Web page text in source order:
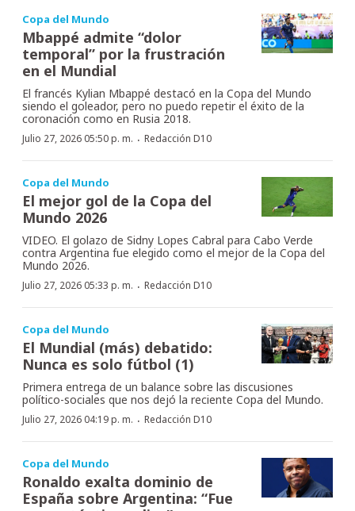
Copa del Mundo
Mbappé admite “dolor
temporal” por la frustración
en el Mundial
El francés Kylian Mbappé destacó en la Copa del Mundo
siendo el goleador, pero no puedo repetir el éxito de la
coronación como en Rusia 2018.
Julio 27, 2026 05:50 p. m. · Redacción D10
Copa del Mundo
El mejor gol de la Copa del
Mundo 2026
VIDEO. El golazo de Sidny Lopes Cabral para Cabo Verde
contra Argentina fue elegido como el mejor de la Copa del
Mundo 2026.
Julio 27, 2026 05:33 p. m. · Redacción D10
Copa del Mundo
El Mundial (más) debatido:
Nunca es solo fútbol (1)
Primera entrega de un balance sobre las discusiones
político-sociales que nos dejó la reciente Copa del Mundo.
Julio 27, 2026 04:19 p. m. · Redacción D10
Copa del Mundo
Ronaldo exalta dominio de
España sobre Argentina: “Fue